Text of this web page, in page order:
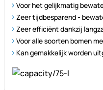
Voor het gelijkmatig
Zeer tijdbesparend -
Zeer efficiënt dankzij
Voor alle soorten bomen
Kan gemakkelijk worden